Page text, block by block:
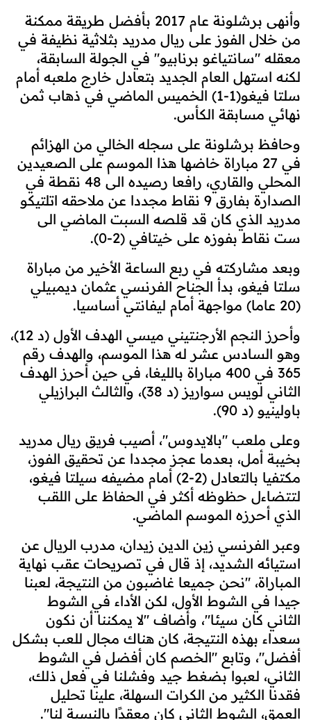
وأنهى برشلونة عام 2017 بأفضل طريقة ممكنة
من خلال الفوز على ريال مدريد بثلاثية نظيفة في
معقله "سانتياغو برنابيو" في الجولة السابقة،
لكنه استهل العام الجديد بتعادل خارج ملعبه أمام
سلتا فيغو(1-1) الخميس الماضي في ذهاب ثمن
نهائي مسابقة الكأس.
وحافظ برشلونة على سجله الخالي من الهزائم
في 27 مباراة خاضها هذا الموسم على الصعيدين
المحلي والقاري، رافعا رصيده الى 48 نقطة في
الصدارة بفارق 9 نقاط مجددا عن ملاحقه اتلتيكو
مدريد الذي كان قد قلصه السبت الماضي الى
ست نقاط بفوزه على خيتافي (2-0).
وبعد مشاركته في ربع الساعة الأخير من مباراة
سلتا فيغو، بدأ الجناح الفرنسي عثمان ديمبيلي
(20 عاما) مواجهة أمام ليفانتي أساسيا.
وأحرز النجم الأرجنتيني ميسي الهدف الأول (د 12)،
وهو السادس عشر له هذا الموسم، والهدف رقم
365 في 400 مباراة بالليغا، في حين أحرز الهدف
الثاني لويس سواريز (د 38)، والثالث البرازيلي
باولينيو (د 90).
وعلى ملعب "بالايدوس"، أصيب فريق ريال مدريد
بخيبة أمل، بعدما عجز مجددا عن تحقيق الفوز،
مكتفيا بالتعادل (2-2) أمام مضيفه سيلتا فيغو،
لتتضاءل حظوظه أكثر في الحفاظ على اللقب
الذي أحرزه الموسم الماضي.
وعبر الفرنسي زين الدين زيدان، مدرب الريال عن
استيائه الشديد، إذ قال في تصريحات عقب نهاية
المباراة، "نحن جميعا غاضبون من النتيجة، لعبنا
جيدا في الشوط الأول، لكن الأداء في الشوط
الثاني كان سيئا"، وأضاف "لا يمكننا أن نكون
سعداء بهذه النتيجة، كان هناك مجال للعب بشكل
أفضل"، وتابع "الخصم كان أفضل في الشوط
الثاني، لعبوا بضغط جيد وفشلنا في فعل ذلك،
فقدنا الكثير من الكرات السهلة، علينا تحليل
العمق، الشوط الثاني كان معقدًا بالنسبة لنا".